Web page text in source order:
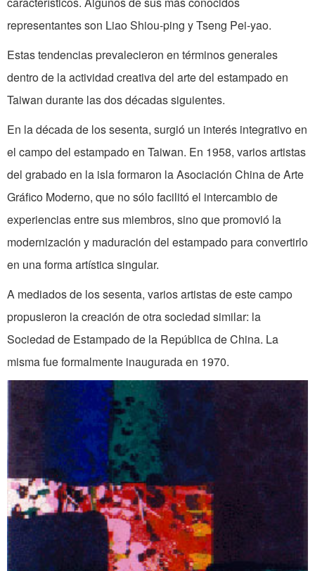
representantes son Liao Shiou-ping y Tseng Pei-yao.
Estas tendencias prevalecieron en términos generales
dentro de la actividad creativa del arte del estampado en
Taiwan durante las dos décadas siguientes.
En la década de los sesenta, surgió un interés integrativo en
el campo del estampado en Taiwan. En 1958, varios artistas
del grabado en la isla formaron la Asociación China de Arte
Gráfico Moderno, que no sólo facilitó el intercambio de
experiencias entre sus miembros, sino que promovió la
modernización y maduración del estampado para convertirlo
en una forma artística singular.
A mediados de los sesenta, varios artistas de este campo
propusieron la creación de otra sociedad similar: la
Sociedad de Estampado de la República de China. La
misma fue formalmente inaugurada en 1970.